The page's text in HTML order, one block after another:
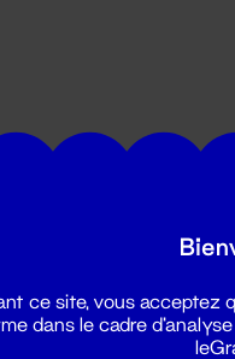
les
ce site, vous acceptez
dans le cadre